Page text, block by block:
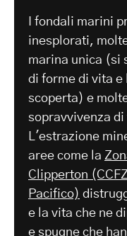
I fondali marini
inesplorati,
marina unica (si
di forme di vita e
scoperta) e
sopravvivenza
L'estrazione
aree come la
Clipperton
Pacifico)
e la vita che ne
e spugne che